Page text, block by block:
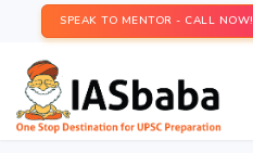
SPEAK TO MENTOR - CALL NOW!